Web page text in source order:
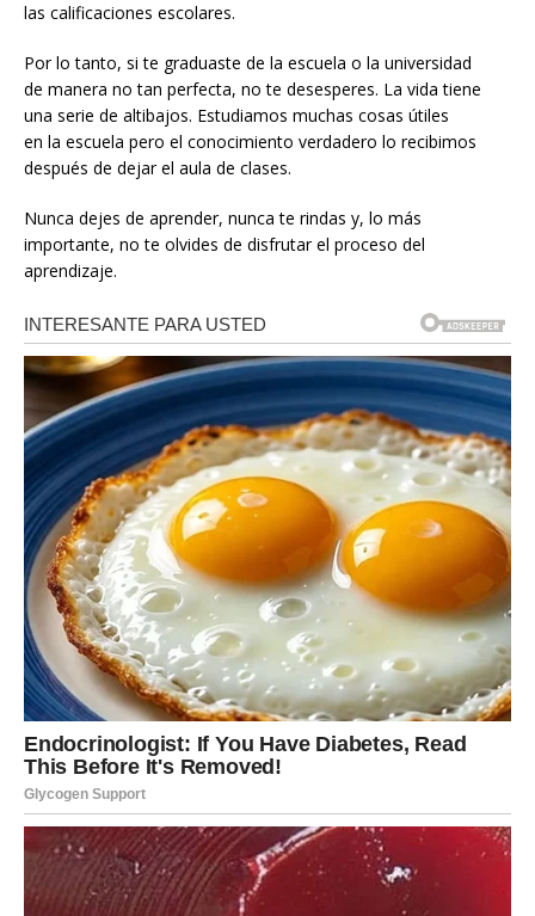
las calificaciones escolares.
Por lo tanto, si te graduaste de la escuela o la universidad
de manera no tan perfecta, no te desesperes. La vida tiene
una serie de altibajos. Estudiamos muchas cosas útiles
en la escuela pero el conocimiento verdadero lo recibimos
después de dejar el aula de clases.
Nunca dejes de aprender, nunca te rindas y, lo más
importante, no te olvides de disfrutar el proceso del
aprendizaje.